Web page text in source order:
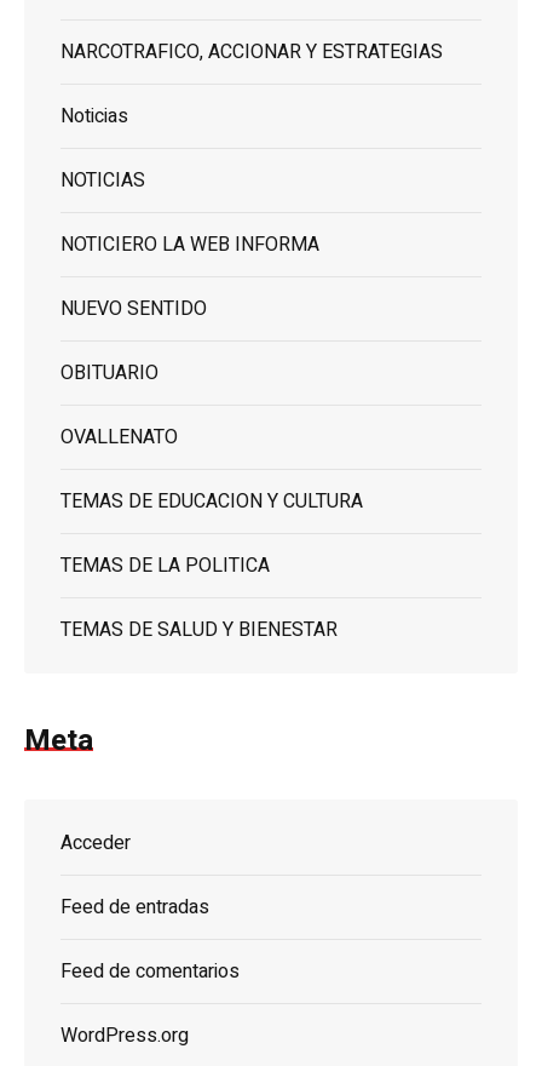
NARCOTRAFICO, ACCIONAR Y ESTRATEGIAS
Noticias
NOTICIAS
NOTICIERO LA WEB INFORMA
NUEVO SENTIDO
OBITUARIO
OVALLENATO
TEMAS DE EDUCACION Y CULTURA
TEMAS DE LA POLITICA
TEMAS DE SALUD Y BIENESTAR
Meta
Acceder
Feed de entradas
Feed de comentarios
WordPress.org